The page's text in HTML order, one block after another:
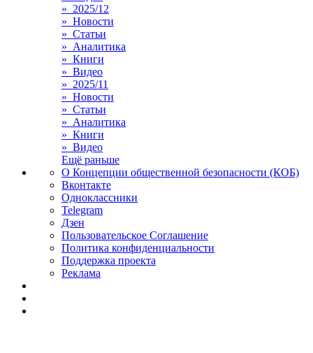
» 2025/12
» Новости
» Статьи
» Аналитика
» Книги
» Видео
» 2025/11
» Новости
» Статьи
» Аналитика
» Книги
» Видео
Ещё раньше
О Концепции общественной безопасности (КОБ)
Вконтакте
Одноклассники
Telegram
Дзен
Пользовательское Соглашение
Политика конфиденциальности
Поддержка проекта
Реклама